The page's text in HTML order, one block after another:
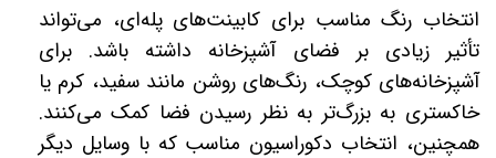
انتخاب رنگ مناسب برای کابینت‌های پله‌ای، می‌تواند
تأثیر زیادی بر فضای آشپزخانه داشته باشد. برای
آشپزخانه‌های کوچک، رنگ‌های روشن مانند سفید، کرم یا
خاکستری به بزرگ‌تر به نظر رسیدن فضا کمک می‌کنند.
همچنین، انتخاب دکوراسیون مناسب که با وسایل دیگر